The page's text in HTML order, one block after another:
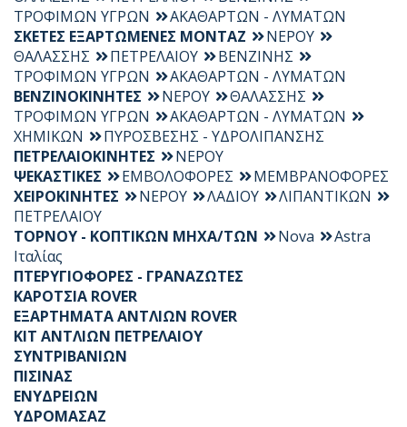
ΤΡΟΦΙΜΩΝ ΥΓΡΩΝ
ΑΚΑΘΑΡΤΩΝ - ΛΥΜΑΤΩΝ
ΣΚΕΤΕΣ ΕΞΑΡΤΩΜΕΝΕΣ ΜΟΝΤΑΖ
ΝΕΡΟΥ
ΘΑΛΑΣΣΗΣ
ΠΕΤΡΕΛΑΙΟΥ
ΒΕΝΖΙΝΗΣ
ΤΡΟΦΙΜΩΝ ΥΓΡΩΝ
ΑΚΑΘΑΡΤΩΝ - ΛΥΜΑΤΩΝ
ΒΕΝΖΙΝΟΚΙΝΗΤΕΣ
ΝΕΡΟΥ
ΘΑΛΑΣΣΗΣ
ΤΡΟΦΙΜΩΝ ΥΓΡΩΝ
ΑΚΑΘΑΡΤΩΝ - ΛΥΜΑΤΩΝ
ΧΗΜΙΚΩΝ
ΠΥΡΟΣΒΕΣΗΣ - ΥΔΡΟΛΙΠΑΝΣΗΣ
ΠΕΤΡΕΛΑΙΟΚΙΝΗΤΕΣ
ΝΕΡΟΥ
ΨΕΚΑΣΤΙΚΕΣ
ΕΜΒΟΛΟΦΟΡΕΣ
ΜΕΜΒΡΑΝΟΦΟΡΕΣ
ΧΕΙΡΟΚΙΝΗΤΕΣ
ΝΕΡΟΥ ΛΑΔΙΟΥ
ΛΙΠΑΝΤΙΚΩΝ
ΠΕΤΡΕΛΑΙΟΥ
ΤΟΡΝΟΥ - ΚΟΠΤΙΚΩΝ ΜΗΧΑ/ΤΩΝ
Nova
Astra
Ιταλίας
ΠΤΕΡΥΓΙΟΦΟΡΕΣ - ΓΡΑΝΑΖΩΤΕΣ
ΚΑΡΟΤΣΙΑ ROVER
ΕΞΑΡΤΗΜΑΤΑ ΑΝΤΛΙΩΝ ROVER
KIT ΑΝΤΛΙΩΝ ΠΕΤΡΕΛΑΙΟΥ
ΣΥΝΤΡΙΒΑΝΙΩΝ
ΠΙΣΙΝΑΣ
ΕΝΥΔΡΕΙΩΝ
ΥΔΡΟΜΑΣΑΖ